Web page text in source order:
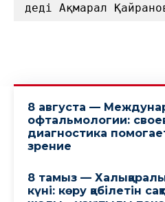
деді Ақмарал
8 августа —
офтальмологии:
диагностика
зрение
8 тамыз —
күні: көру қабілетін